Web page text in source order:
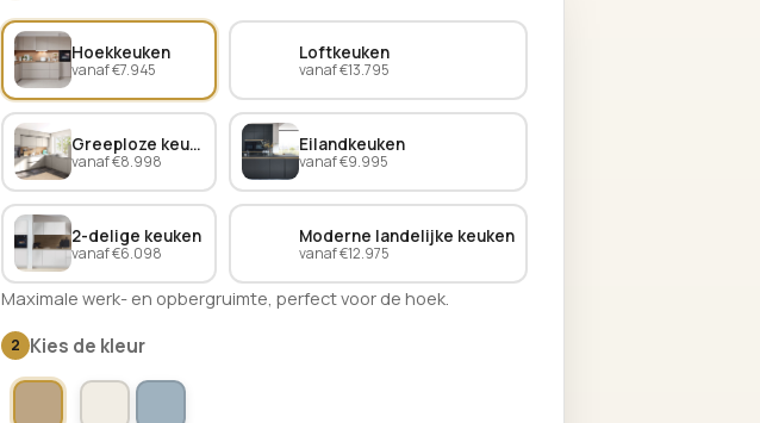
Hoekkeuken
vanaf €7.945
Loftkeuken
vanaf €13.795
Greeploze keuken
vanaf €8.998
Eilandkeuken
vanaf €9.995
2-delige keuken
vanaf €6.098
Moderne landelijke keuken
vanaf €12.975
Maximale werk- en opbergruimte, perfect voor de hoek.
2 Kies de kleur